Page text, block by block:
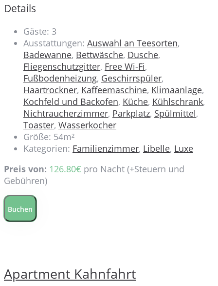
Details
Gäste: 3
Ausstattungen: Auswahl an Teesorten,
Badewanne, Bettwäsche, Dusche,
Fliegenschutzgitter, Free Wi-Fi,
Fußbodenheizung, Geschirrspüler,
Haartrockner, Kaffeemaschine, Klimaanlage,
Kochfeld und Backofen, Küche, Kühlschrank,
Nichtraucherzimmer, Parkplatz, Spülmittel,
Toaster, Wasserkocher
Größe: 54m²
Kategorien: Familienzimmer, Libelle, Luxe
Preis von: 126.80€ pro Nacht (+Steuern und
Gebühren)
Buchen
Apartment Kahnfahrt